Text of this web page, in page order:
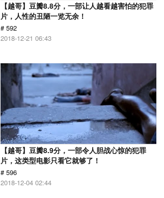
【越哥】豆瓣8.8分，一部让人越看越害怕的犯罪
片，人性的丑陋一览无余！
# 592
2018-12-21 06:43
【越哥】豆瓣8.9分，一部令人胆战心惊的犯罪
片，这类型电影只看它就够了！
# 596
2018-12-04 02:44